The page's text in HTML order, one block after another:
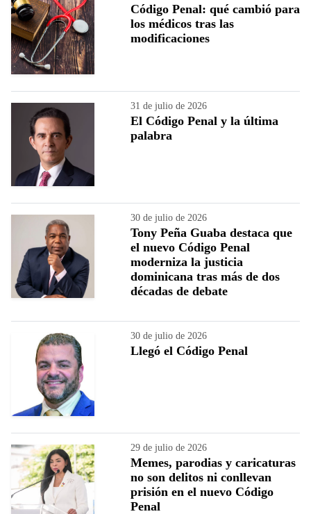
Código Penal: qué cambió para
los médicos tras las
modificaciones
31 de julio de 2026
El Código Penal y la última
palabra
30 de julio de 2026
Tony Peña Guaba destaca que
el nuevo Código Penal
moderniza la justicia
dominicana tras más de dos
décadas de debate
30 de julio de 2026
Llegó el Código Penal
29 de julio de 2026
Memes, parodias y caricaturas
no son delitos ni conllevan
prisión en el nuevo Código
Penal